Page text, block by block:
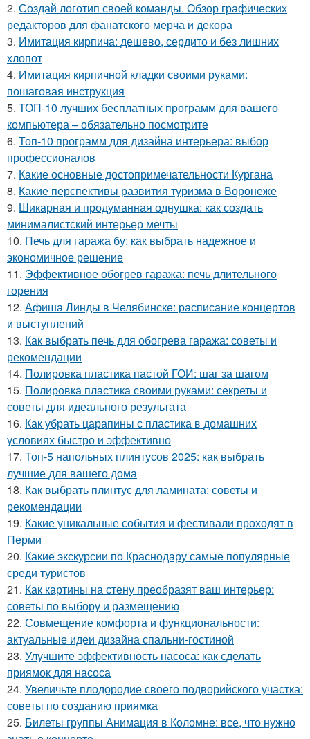
2. Создай логотип своей команды. Обзор графических
редакторов для фанатского мерча и декора
3. Имитация кирпича: дешево, сердито и без лишних
хлопот
4. Имитация кирпичной кладки своими руками:
пошаговая инструкция
5. ТОП-10 лучших бесплатных программ для вашего
компьютера – обязательно посмотрите
6. Топ-10 программ для дизайна интерьера: выбор
профессионалов
7. Какие основные достопримечательности Кургана
8. Какие перспективы развития туризма в Воронеже
9. Шикарная и продуманная однушка: как создать
минималистский интерьер мечты
10. Печь для гаража бу: как выбрать надежное и
экономичное решение
11. Эффективное обогрев гаража: печь длительного
горения
12. Афиша Линды в Челябинске: расписание концертов
и выступлений
13. Как выбрать печь для обогрева гаража: советы и
рекомендации
14. Полировка пластика пастой ГОИ: шаг за шагом
15. Полировка пластика своими руками: секреты и
советы для идеального результата
16. Как убрать царапины с пластика в домашних
условиях быстро и эффективно
17. Топ-5 напольных плинтусов 2025: как выбрать
лучшие для вашего дома
18. Как выбрать плинтус для ламината: советы и
рекомендации
19. Какие уникальные события и фестивали проходят в
Перми
20. Какие экскурсии по Краснодару самые популярные
среди туристов
21. Как картины на стену преобразят ваш интерьер:
советы по выбору и размещению
22. Совмещение комфорта и функциональности:
актуальные идеи дизайна спальни-гостиной
23. Улучшите эффективность насоса: как сделать
приямок для насоса
24. Увеличьте плодородие своего подворийского участка:
советы по созданию приямка
25. Билеты группы Анимация в Коломне: все, что нужно